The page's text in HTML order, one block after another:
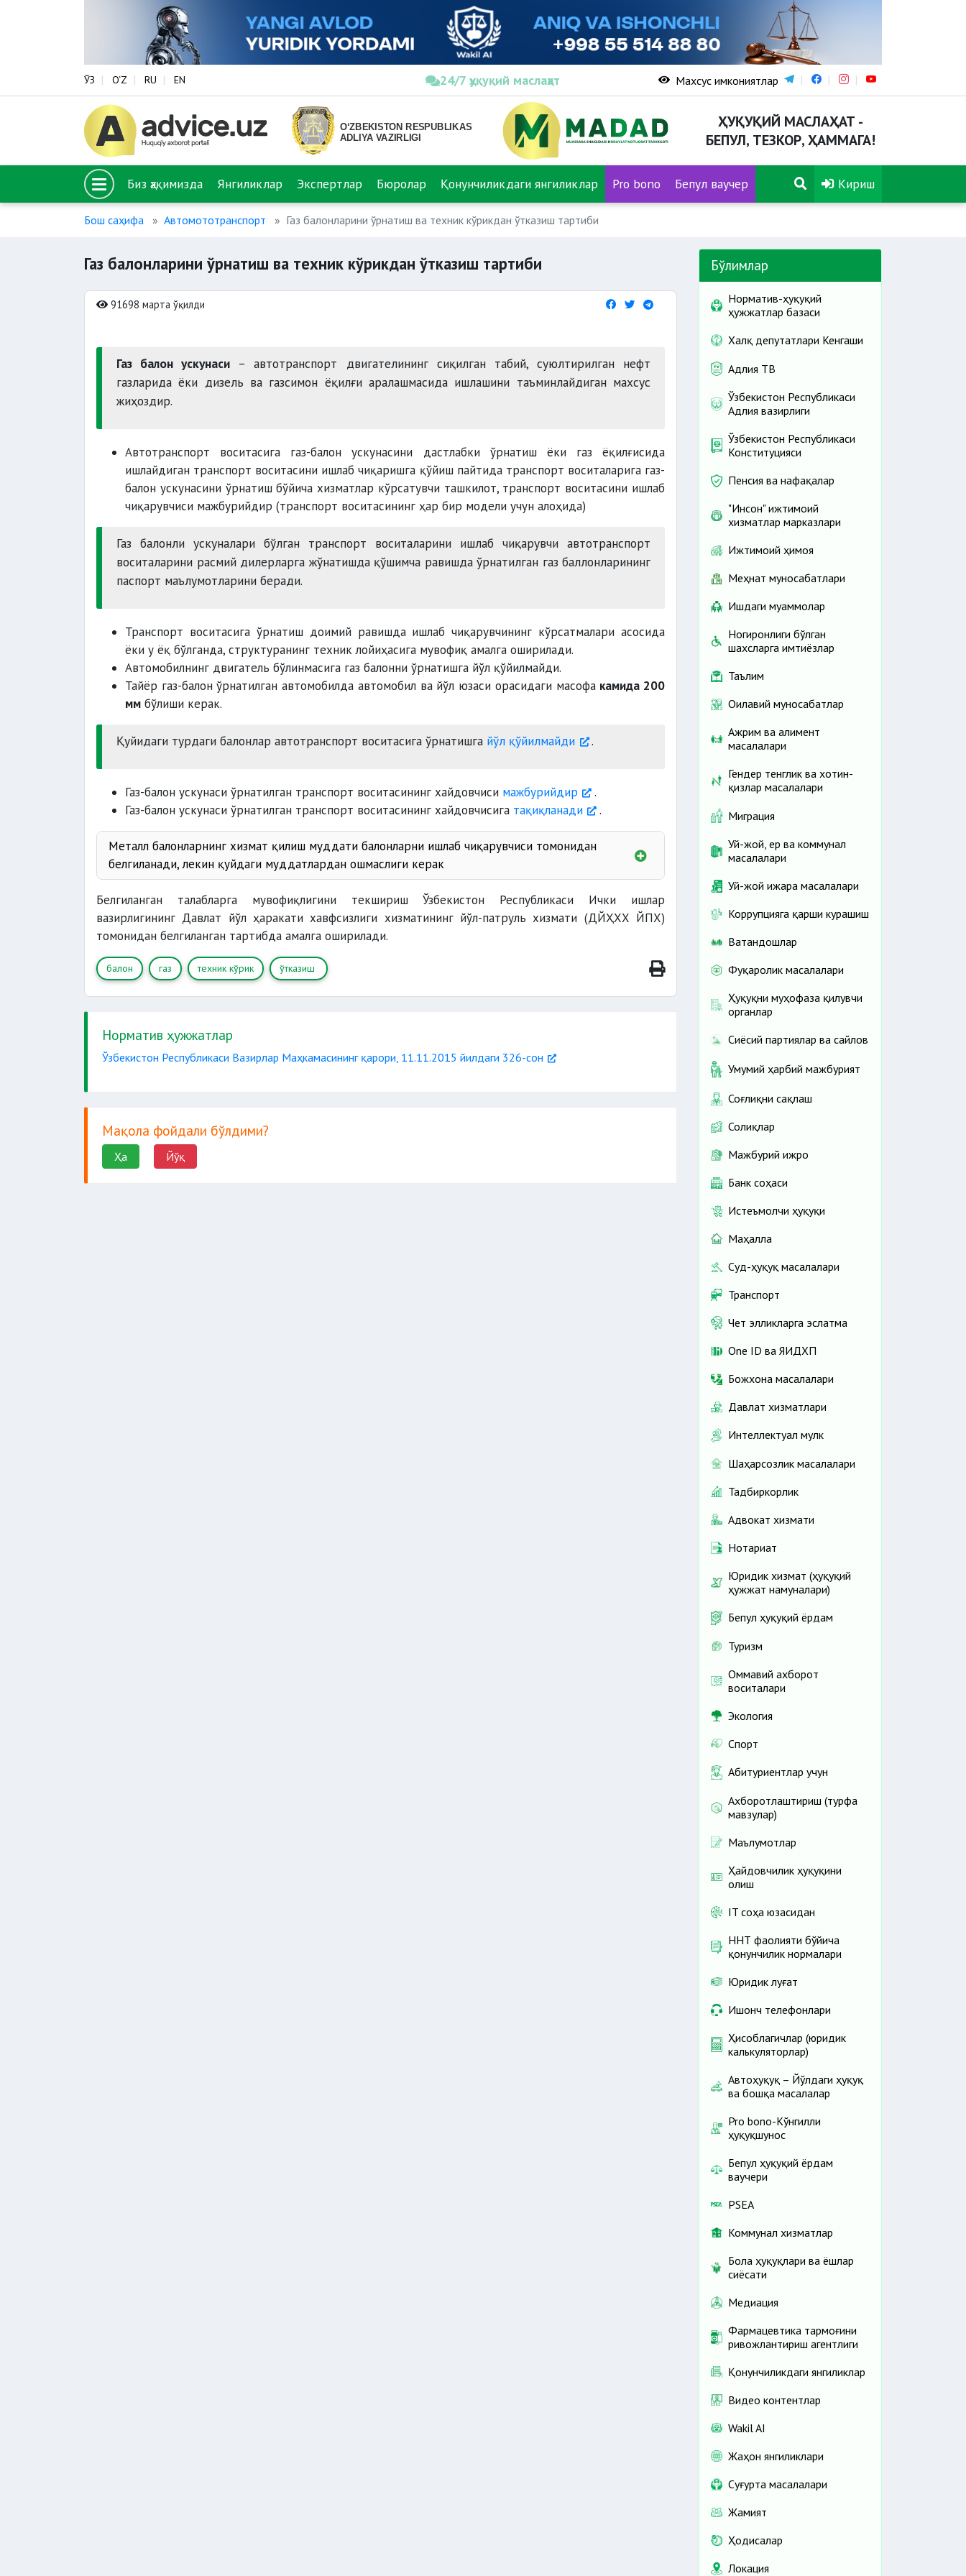
ЎЗ O‘Z RU EN 24/7 ҳуқуқий маслаҳат Махсус имкониятлар
ҲУҚУҚИЙ МАСЛАҲАТ -
БЕПУЛ, ТЕЗКОР, ҲАММАГА!
Биз ҳақимизда Янгиликлар Экспертлар Бюролар Қонунчиликдаги янгиликлар Pro bono Бепул ваучер Кириш
Бош саҳифа Автомототранспорт Газ балонларини ўрнатиш ва техник кўрикдан ўтказиш тартиби
Газ балонларини ўрнатиш ва техник кўрикдан ўтказиш тартиби
91698 марта ўқилди
Газ балон ускунаси – автотранспорт двигателининг сиқилган табий, суюлтирилган нефт
газларида ёки дизель ва газсимон ёқилғи аралашмасида ишлашини таъминлайдиган махсус
жиҳоздир.
Автотранспорт воситасига газ-балон ускунасини дастлабки ўрнатиш ёки газ ёқилғисида
ишлайдиган транспорт воситасини ишлаб чиқаришга қўйиш пайтида транспорт воситаларига газ-
балон ускунасини ўрнатиш бўйича хизматлар кўрсатувчи ташкилот, транспорт воситасини ишлаб
чиқарувчиси мажбурийдир (транспорт воситасининг ҳар бир модели учун алоҳида)
Газ балонли ускуналари бўлган транспорт воситаларини ишлаб чиқарувчи автотранспорт
воситаларини расмий дилерларга жўнатишда қўшимча равишда ўрнатилган газ баллонларининг
паспорт маълумотларини беради.
Транспорт воситасига ўрнатиш доимий равишда ишлаб чиқарувчининг кўрсатмалари асосида
ёки у ёқ бўлганда, структуранинг техник лойиҳасига мувофиқ амалга оширилади.
Автомобилнинг двигатель бўлинмасига газ балонни ўрнатишга йўл қўйилмайди.
Тайёр газ-балон ўрнатилган автомобилда автомобил ва йўл юзаси орасидаги масофа камида 200
мм бўлиши керак.
Қуйидаги турдаги балонлар автотранспорт воситасига ўрнатишга йўл қўйилмайди .
Газ-балон ускунаси ўрнатилган транспорт воситасининг хайдовчиси мажбурийдир
.
Газ-балон ускунаси ўрнатилган транспорт воситасининг хайдовчисига тақиқланади .
Металл балонларнинг хизмат қилиш муддати балонларни ишлаб чиқарувчиси томонидан
белгиланади, лекин қуйдаги муддатлардан ошмаслиги керак
Сиқилган нефть газ
Белгиланган талабларга мувофиқлигини текшириш Ўзбекистон Республикаси Ички ишлар
вазирлигининг Давлат йўл ҳаракати хавфсизлиги хизматининг йўл-патруль хизмати (ДЙҲХХ ЙПХ)
томонидан белгиланган тартибда амалга оширилади.
балон газ техник кўрик ўтказиш
Норматив ҳужжатлар
Ўзбекистон Республикаси Вазирлар Маҳкамасининг қарори, 11.11.2015 йилдаги 326-сон
Мақола фойдали бўлдими?
Ҳа Йўқ
Бўлимлар
Норматив-ҳуқуқий
ҳужжатлар базаси
Халқ депутатлари Кенгаши
Адлия ТВ
Ўзбекистон Республикаси
Адлия вазирлиги
Ўзбекистон Республикаси
Конституцияси
Пенсия ва нафақалар
"Инсон" ижтимоий
хизматлар марказлари
Ижтимоий ҳимоя
Меҳнат муносабатлари
Ишдаги муаммолар
Ногиронлиги бўлган
шахсларга имтиёзлар
Таълим
Оилавий муносабатлар
Ажрим ва алимент
масалалари
Гендер тенглик ва хотин-
қизлар масалалари
Миграция
Уй-жой, ер ва коммунал
масалалари
Уй-жой ижара масалалари
Коррупцияга қарши курашиш
Ватандошлар
Фуқаролик масалалари
Ҳуқуқни муҳофаза қилувчи
органлар
Сиёсий партиялар ва сайлов
Умумий ҳарбий мажбурият
Соғлиқни сақлаш
Солиқлар
Мажбурий ижро
Банк соҳаси
Истеъмолчи ҳуқуқи
Маҳалла
Суд-ҳуқуқ масалалари
Транспорт
Чет элликларга эслатма
One ID ва ЯИДХП
Божхона масалалари
Давлат хизматлари
Интеллектуал мулк
Шаҳарсозлик масалалари
Тадбиркорлик
Адвокат хизмати
Нотариат
Юридик хизмат (ҳуқуқий
ҳужжат намуналари)
Бепул ҳуқуқий ёрдам
Туризм
Оммавий ахборот
воситалари
Экология
Спорт
Абитуриентлар учун
Ахборотлаштириш (турфа
мавзулар)
Маълумотлар
Ҳайдовчилик ҳуқуқини
олиш
IT соҳа юзасидан
ННТ фаолияти бўйича
қонунчилик нормалари
Юридик луғат
Ишонч телефонлари
Ҳисоблагичлар (юридик
калькуляторлар)
Автоҳуқуқ – Йўлдаги ҳуқуқ
ва бошқа масалалар
Pro bono-Кўнгилли
ҳуқуқшунос
Бепул ҳуқуқий ёрдам
ваучери
PSEA
Коммунал хизматлар
Бола ҳуқуқлари ва ёшлар
сиёсати
Медиация
Фармацевтика тармоғини
ривожлантириш агентлиги
Қонунчиликдаги янгиликлар
Видео контентлар
Wakil AI
Жаҳон янгиликлари
Cуғурта масалалари
Жамият
Ҳодисалар
Локация